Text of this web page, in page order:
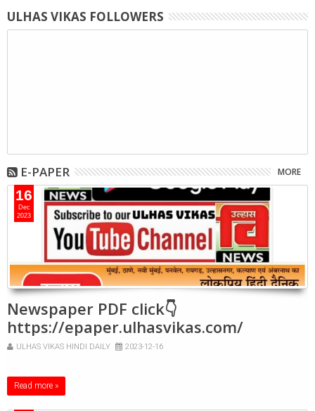
ULHAS VIKAS FOLLOWERS
E-PAPER MORE
16
Dec
2023
Newspaper PDF click👇
https://epaper.ulhasvikas.com/
ULHAS VIKAS HINDI DAILY 2023-12-16
Read more »